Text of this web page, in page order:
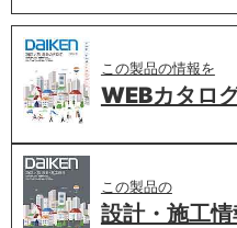
この製品の情報を
WEBカタロ
この製品の
設計・施工